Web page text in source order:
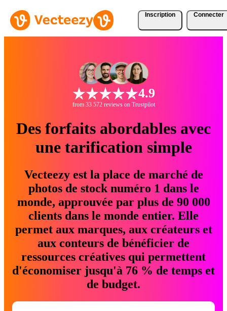
Inscription Connecter
4.9
from 33 572 reviews on Trustpilot
Des forfaits abordables avec
une tarification simple
Vecteezy est la place de marché de
photos de stock numéro 1 dans le
monde, approuvée par plus de 90 000
clients dans le monde entier. Elle
permet aux marques, aux créateurs et
aux conteurs de bénéficier de
ressources créatives qui permettent
d'économiser jusqu'à 76 % de temps et
de budget.